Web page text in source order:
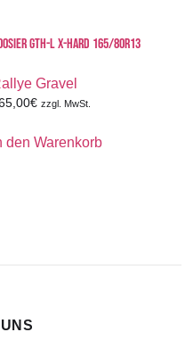
GTH-L X-HARD 165/80R13
Gravel
€ zzgl. MwSt.
den Warenkorb